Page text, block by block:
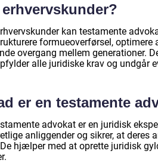
kan testamente
formueoverførsel, optimere
overgang mellem generationer.
alle juridiske krav og undgår
er en testamente
advokat er en juridisk
anliggender og sikrer, at deres
hjælper med at oprette juridisk